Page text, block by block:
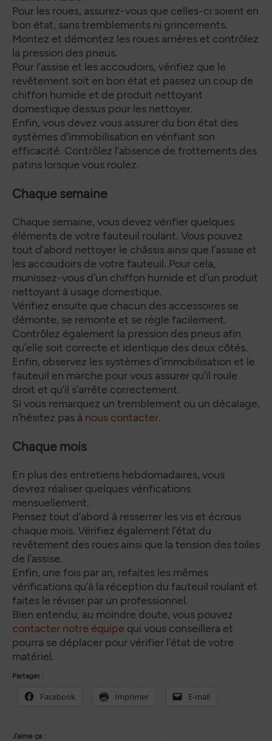
Pour les roues, assurez-vous que celles-ci soient en
bon état, sans tremblements ni grincements.
Montez et démontez les roues arrières et contrôlez
la pression des pneus.
Pour l’assise et les accoudoirs, vérifiez que le
revêtement soit en bon état et passez un coup de
chiffon humide et de produit nettoyant
domestique dessus pour les nettoyer.
Enfin, vous devez vous assurer du bon état des
systèmes d’immobilisation en vérifiant son
efficacité. Contrôlez l’absence de frottements des
patins lorsque vous roulez.
Chaque semaine
Chaque semaine, vous devez vérifier quelques
éléments de votre fauteuil roulant. Vous pouvez
tout d’abord nettoyer le châssis ainsi que l’assise et
les accoudoirs de votre fauteuil. Pour cela,
munissez-vous d’un chiffon humide et d’un produit
nettoyant à usage domestique.
Vérifiez ensuite que chacun des accessoires se
démonte, se remonte et se règle facilement.
Contrôlez également la pression des pneus afin
qu’elle soit correcte et identique des deux côtés.
Enfin, observez les systèmes d’immobilisation et le
fauteuil en marche pour vous assurer qu’il roule
droit et qu’il s’arrête correctement.
Si vous remarquez un tremblement ou un décalage,
n’hésitez pas à nous contacter.
Chaque mois
En plus des entretiens hebdomadaires, vous
devrez réaliser quelques vérifications
mensuellement.
Pensez tout d’abord à resserrer les vis et écrous
chaque mois. Vérifiez également l’état du
revêtement des roues ainsi que la tension des toiles
de l’assise.
Enfin, une fois par an, refaites les mêmes
vérifications qu’à la réception du fauteuil roulant et
faites le réviser par un professionnel.
Bien entendu, au moindre doute, vous pouvez
contacter notre équipe qui vous conseillera et
pourra se déplacer pour vérifier l’état de votre
matériel.
Partager :
Facebook Imprimer E-mail
J’aime ça :